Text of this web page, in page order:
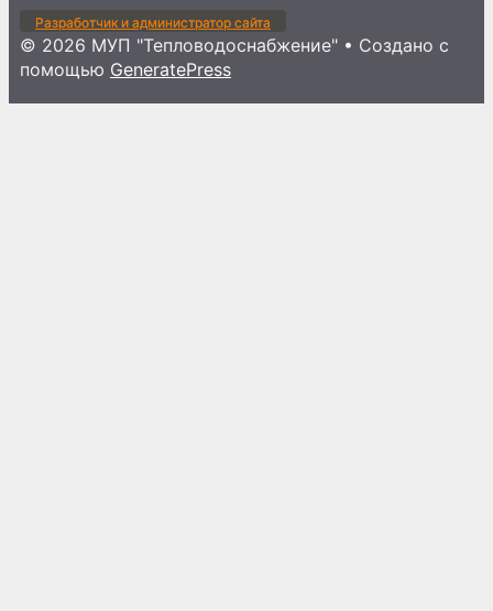
Разработчик и администратор сайта
© 2026 МУП "Тепловодоснабжение" • Создано с
помощью GeneratePress